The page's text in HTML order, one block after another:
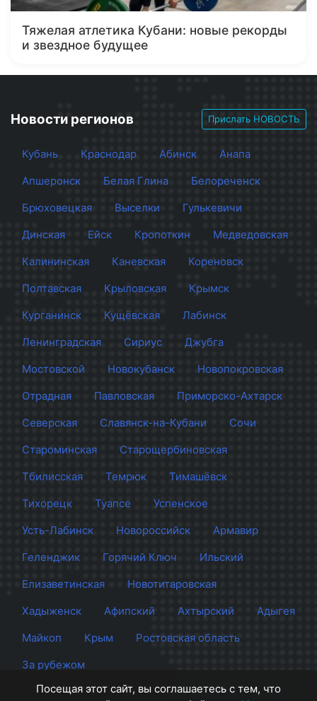
Тяжелая атлетика Кубани: новые рекорды
и звездное будущее
Новости регионов Прислать НОВОСТЬ
Кубань Краснодар Абинск
Анапа
Апшеронск
Белая Глина
Белореченск
Брюховецкая
Выселки
Гулькевичи
Динская
Ейск Кропоткин
Медведовская
Калининская
Каневская
Кореновск
Полтавская
Крыловская
Крымск
Курганинск
Кущёвская
Лабинск
Ленинградская
Сириус
Джубга
Мостовской
Новокубанск
Новопокровская
Отрадная
Павловская
Приморско-Ахтарск
Северская
Славянск-на-Кубани
Сочи
Староминская
Старощербиновская
Тбилисская
Темрюк
Тимашёвск
Тихорецк
Туапсе
Успенское
Усть-Лабинск
Новороссийск
Армавир
Геленджик
Горячий Ключ
Ильский
Елизаветинская
Новотитаровская
Хадыженск
Афипский Ахтырский
Адыгея
Майкоп
Крым
Ростовская область
За рубежом
Посещая этот сайт, вы соглашаетесь с тем, что